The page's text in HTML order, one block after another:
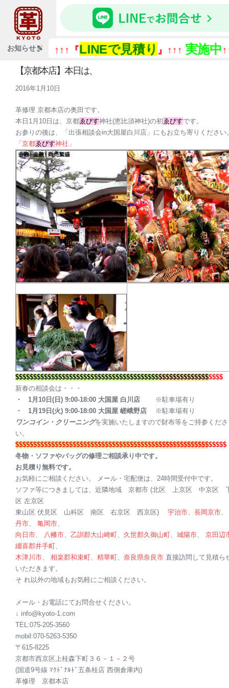
お知らせ ↑↑↑『 LINEで見積り』↑↑↑実施中
【京都本店】本日は、
2016年1月10日
革修理 京都本店の奥田です。
本日1月10日は、京都ゑびす神社(恵比須神社)の初 ゑびすです。
お参りの後は、「出張相談会in大国屋白川店」にもお立ち寄りください
「京都ゑびす神社」
$$$$$$$$$$$$$$$$$$$$$$$$$$$$$$$$$$$$$$$$$$$$$$$$$$$$$$$$$$
新春の相談会は・・・
・ 1月10日(日) 9:00-18:00 大国屋 白川店
※駐車場有り
・ 1月19日(火) 9:00-18:00 大国屋 嵯峨野店
※駐車場有り
ワンコイン・クリーニングを実施いたしますので財布等をご持参くださ
い。
$$$$$$$$$$$$$$$$$$$$$$$$$$$$$$$$$$$$$$$$$$$$$$$$$$$$$$$$$$$
冬物・ソファやバッグの修理ご相談承り中です。
お見積り無料です。
お気軽にご相談ください。 メール・宅配便は、24時間受付中です。
ソファ等につきましては、近隣地域 京都市 (北区 上京区 中京区
区 左京区
東山区 伏見区 山科区 南区 右京区 西京区) 宇治市、 長岡京市、
丹市、 亀岡市、
向日市、 八幡市、 乙訓郡大山崎町、 久世郡久御山町、 城陽市、 京田辺
綴喜郡井手町、
木津川市、 相楽郡和束町、 精華町、 奈良県奈良市直接訪問して見積ら
いただきます。
そ れ以外の地域もお気軽にご相談ください。
メール・お電話にてお問合せください。
↓ info@kyoto-1.com
TEL:075-205-3560
mobil:070-5263-5350
〒615-8225
京都市西京区上桂森下町３６－１－２号
(国道9号線 ﾏｸﾄﾞﾅﾙﾄﾞ五条桂店 西側倉庫内)
革修理 京都本店